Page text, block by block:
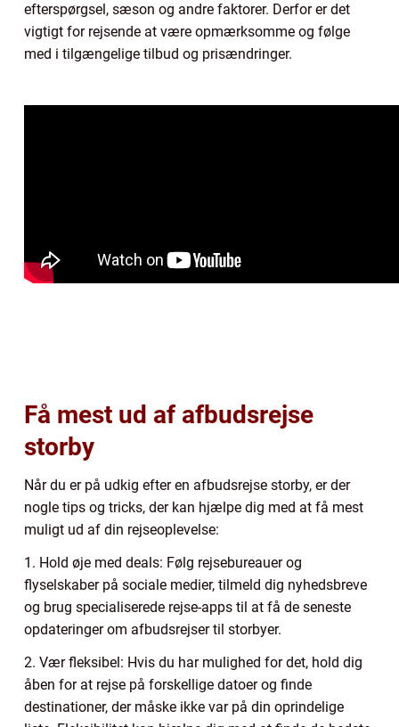
efterspørgsel, sæson og andre faktorer. Derfor er det
vigtigt for rejsende at være opmærksomme og følge
med i tilgængelige tilbud og prisændringer.
Få mest ud af afbudsrejse
storby
Når du er på udkig efter en afbudsrejse storby, er der
nogle tips og tricks, der kan hjælpe dig med at få mest
muligt ud af din rejseoplevelse:
1. Hold øje med deals: Følg rejsebureauer og
flyselskaber på sociale medier, tilmeld dig nyhedsbreve
og brug specialiserede rejse-apps til at få de seneste
opdateringer om afbudsrejser til storbyer.
2. Vær fleksibel: Hvis du har mulighed for det, hold dig
åben for at rejse på forskellige datoer og finde
destinationer, der måske ikke var på din oprindelige